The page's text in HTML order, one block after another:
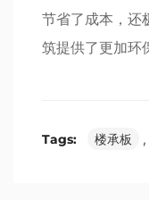
节省了成本，还
筑提供了更加环
Tags: 楼承板 ,